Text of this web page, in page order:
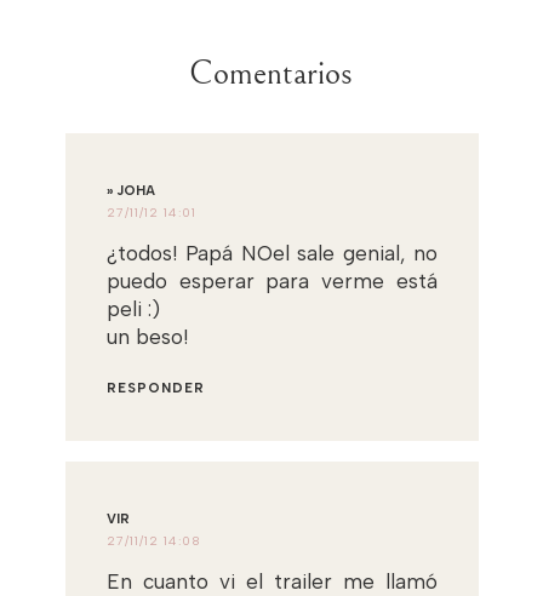
Comentarios
» JOHA
27/11/12 14:01
¿todos! Papá NOel sale genial, no
puedo esperar para verme está
peli :)
un beso!
RESPONDER
VIR
27/11/12 14:08
En cuanto vi el trailer me llamó